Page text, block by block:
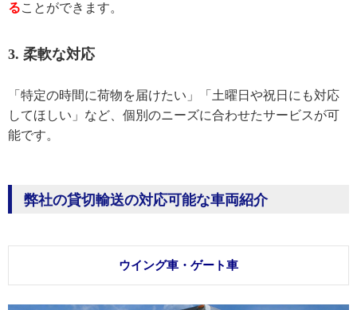
ることができます。
3. 柔軟な対応
「特定の時間に荷物を届けたい」「土曜日や祝日にも対応
してほしい」など、個別のニーズに合わせたサービスが可
能です。
弊社の貸切輸送の対応可能な車両紹介
ウイング車・ゲート車